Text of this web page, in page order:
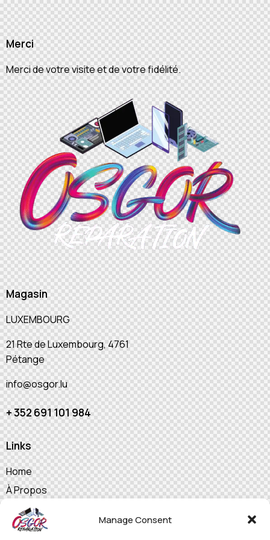
Manage Consent
Merci
Merci de votre visite et de votre fidélité.
Magasin
LUXEMBOURG
21 Rte de Luxembourg, 4761
Pétange
info@osgor.lu
+ 352 691 101 984
Links
Home
À Propos
Nos Prestations
Shop